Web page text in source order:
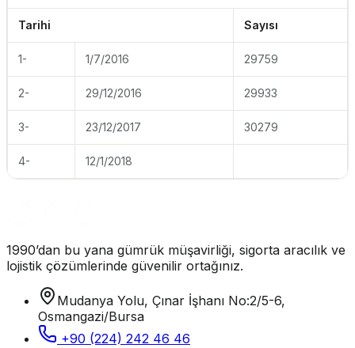
Tarihi Sayısı
1- 1/7/2016 29759
2- 29/12/2016 29933
3- 23/12/2017 30279
4- 12/1/2018
1990’dan bu yana gümrük müşavirliği, sigorta aracılık ve
lojistik çözümlerinde güvenilir ortağınız.
Mudanya Yolu, Çınar İşhanı No:2/5-6,
Osmangazi/Bursa
+90 (224) 242 46 46